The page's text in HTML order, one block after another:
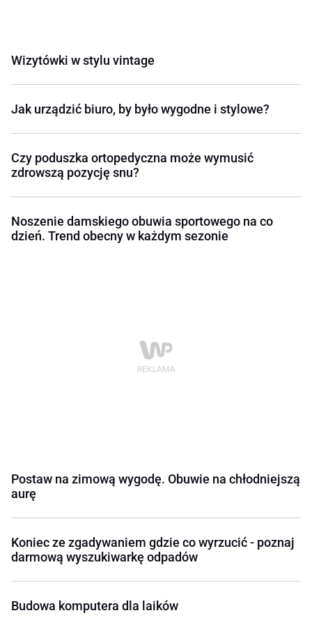
Wizytówki w stylu vintage
Jak urządzić biuro, by było wygodne i stylowe?
Czy poduszka ortopedyczna może wymusić
zdrowszą pozycję snu?
Noszenie damskiego obuwia sportowego na co
dzień. Trend obecny w każdym sezonie
Postaw na zimową wygodę. Obuwie na chłodniejszą
aurę
Koniec ze zgadywaniem gdzie co wyrzucić - poznaj
darmową wyszukiwarkę odpadów
Budowa komputera dla laików